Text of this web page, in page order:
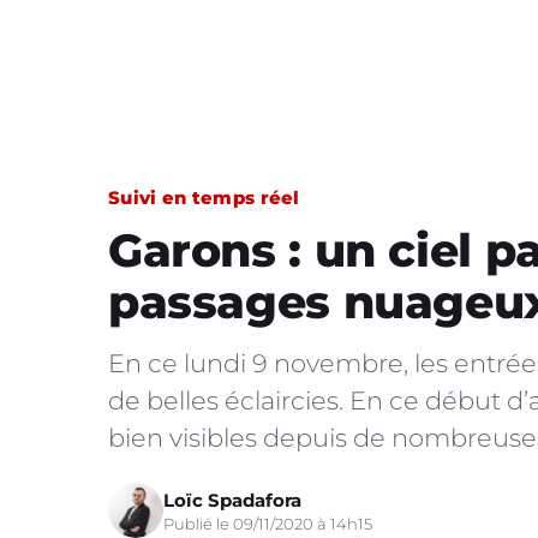
Suivi en temps réel
Garons : un ciel
passages
En ce lundi 9 novembre, les
de belles éclaircies. En ce début
bien visibles depuis de
Loïc Spadafora
Publié le 09/11/2020 à 14h15